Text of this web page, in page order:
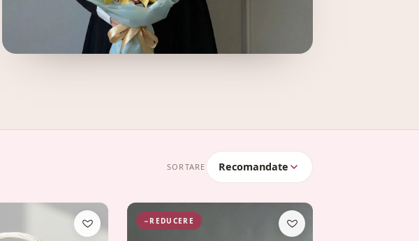
SORTARE Recomandate
−REDUCERE